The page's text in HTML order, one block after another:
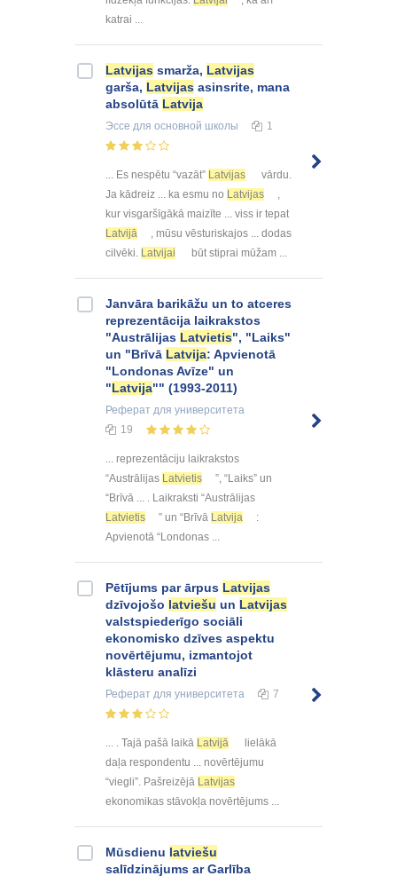
katrai ...
Latvijas smarža, Latvijas
garša, Latvijas asinsrite, mana
absolūtā Latvija
Эссе для основной школы 1
... Es nespētu “vazāt” Latvijas
vārdu.
Ja kādreiz ... ka esmu no Latvijas
,
kur visgaršīgākā maizīte ... viss ir tepat
Latvijā
, mūsu vēsturiskajos ... dodas
cilvēki. Latvijai būt stiprai mūžam ...
Janvāra barikāžu un to atceres
reprezentācija laikrakstos
"Austrālijas Latvietis", "Laiks"
un "Brīvā Latvija: Apvienotā
"Londonas Avīze" un
"Latvija"" (1993-2011)
Реферат для университета
19
... reprezentāciju laikrakstos
“Austrālijas Latvietis
”, “Laiks” un
“Brīvā ... . Laikraksti “Austrālijas
Latvietis
” un “Brīvā Latvija
:
Apvienotā “Londonas ...
Pētījums par ārpus Latvijas
dzīvojošo latviešu un Latvijas
valstspiederīgo sociāli
ekonomisko dzīves aspektu
novērtējumu, izmantojot
klāsteru analīzi
Реферат для университета 7
... . Tajā pašā laikā Latvijā
lielākā
daļa respondentu ... novērtējumu
“viegli”. Pašreizējā Latvijas
ekonomikas stāvokļa novērtējums ...
Mūsdienu latviešu
salīdzinājums ar Garlība